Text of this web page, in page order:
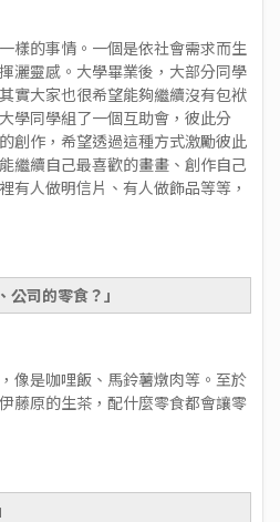
樣的事情。一個是依社會需求而生
灑靈感。大學畢業後，大部分同學
實大家也很希望能夠繼續沒有包袱
學同學組了一個互助會，彼此分
創作，希望透過這種方式激勵彼此
繼續自己最喜歡的畫畫、創作自己
有人做明信片、有人做飾品等等，
公司的零食？」
像是咖哩飯、馬鈴薯燉肉等。至於
藤原的生茶，配什麼零食都會讓零